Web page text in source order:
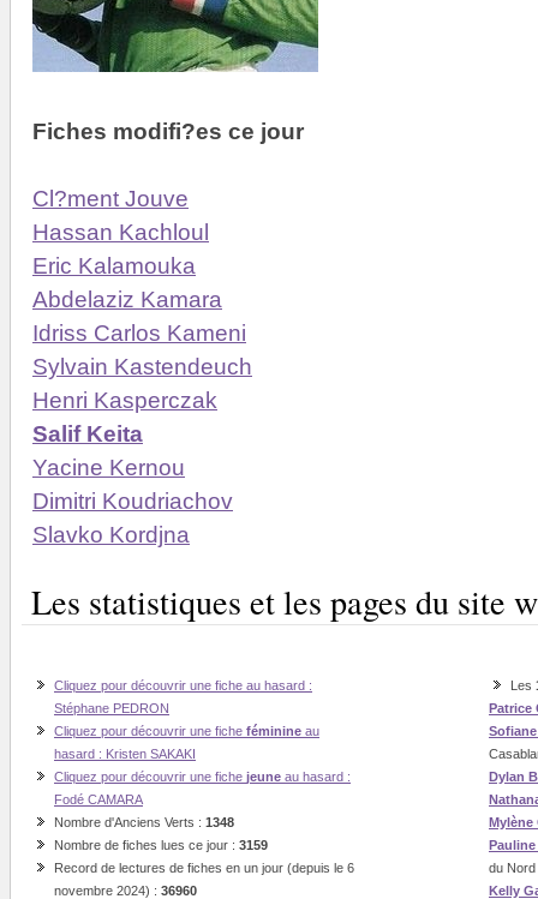
Fiches modifi?es ce jour
Cl?ment Jouve
Hassan Kachloul
Eric Kalamouka
Abdelaziz Kamara
Idriss Carlos Kameni
Sylvain Kastendeuch
Henri Kasperczak
Salif Keita
Yacine Kernou
Dimitri Koudriachov
Slavko Kordjna
Les statistiques et les pages du site
Cliquez pour découvrir une fiche au hasard :
Stéphane PEDRON
Cliquez pour découvrir une fiche féminine au
hasard : Kristen SAKAKI
Cliquez pour découvrir une fiche jeune au hasard :
Fodé CAMARA
Nombre d'Anciens Verts : 1348
Nombre de fiches lues ce jour : 3159
Record de lectures de fiches en un jour (depuis le 6
novembre 2024) : 36960
Les
Patrice
Dylan
Mylène
du Nord
Kelly